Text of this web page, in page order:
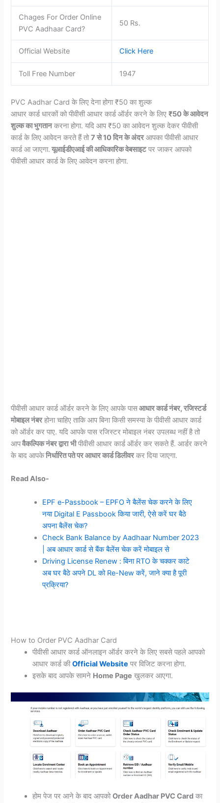
Chages For Order Online
PVC Aadhaar Card?
50 Rs.
Official Website Click Here
Toll Free Number 1947
PVC Aadhar Card के लिए देना होगा ₹50 का शुल्क
आधार कार्ड धारकों को पीवीसी आधार कार्ड ऑर्डर करने के लिए₹50 के आवेदन
शुल्क का भुगतानकरना होगा. यदि आप ₹50 का आवेदन शुल्क देकर पीवीसी
कार्ड के लिए आवेदन करते हैं तो7 से 10 दिन के अंदरआपका पीवीसी आधार
कार्ड आ जाएगा. यूआईडीएआई की आधिकारिक वेबसाइटपर जाकर आपको
पीवीसी आधार कार्ड के लिए आवेदन करना होगा.
पीवीसी आधार कार्ड ऑर्डर करने के लिए आपके पासआधार कार्ड नंबर, रजिस्टर्ड
मोबाइल नंबरहोना चाहिए ताकि आप बिना किसी समस्या के पीवीसी आधार कार्ड
को ऑर्डर कर पाए. यदि आपके पास रजिस्टर मोबाइल नंबर उपलब्ध नहीं है तो
आपवैकल्पिक नंबर द्वारा भीपीवीसी आधार कार्ड ऑर्डर कर सकते हैं. आर्डर करने
के बाद आपकेनिर्धारित पते पर आधार कार्ड डिलीवरकर दिया जाएगा.
Read Also-
EPF e-Passbook – EPFO ने बैलेंस चेक करने के लिए
नया Digital E Passbook किया जारी, ऐसे करें घर बैठे
अपना बैलेंस चेक?
Check Bank Balance by Aadhaar Number 2023
| अब आधार कार्ड से बैंक बैलेंस चेक करें मोबाइल से
Driving License Renew : बिना RTO के चक्कर काटे
अब घर बैठे अपने DL को Re-New करें, जाने क्या है पूरी
प्रक्रिया?
How to Order PVC Aadhar Card
पीवीसी आधार कार्ड ऑनलाइन ऑर्डर करने के लिए सबसे पहले आपको
आधार कार्ड कीOfficial Website पर विजिट करना होगा.
इसके बाद आपके सामने Home Page खुलकर आएगा.
होम पेज पर आने के बाद आपकोOrder Aadhar PVC Card का